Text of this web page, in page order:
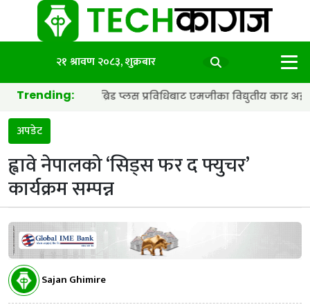
२१ श्रावण २०८३, शुक्रबार
Trending:
र हाइब्रिड प्लस प्रविधिबाट एमजीका विद्युतीय कार अझ छिटा र
अपडेट
ह्वावे नेपालको ‘सिड्स फर द फ्युचर’
कार्यक्रम सम्पन्न
Sajan Ghimire